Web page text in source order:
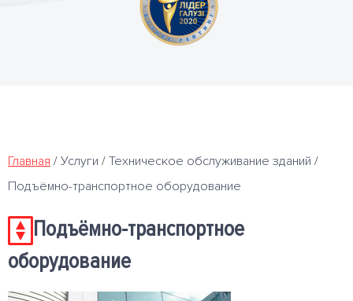
Главная / Услуги / Техническое обслуживание зданий /
Подъёмно-транспортное оборудование
Подъёмно-транспортное
оборудование